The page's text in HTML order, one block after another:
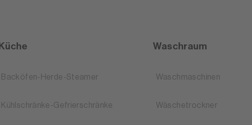
Küche
Backöfen-Herde-Steamer
Kühlschränke-Gefrierschränke
Waschraum
Waschmaschinen
Wäschetrockner